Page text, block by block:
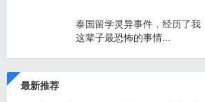
泰国留学灵异事件，经历了我
这辈子最恐怖的事情...
最新推荐